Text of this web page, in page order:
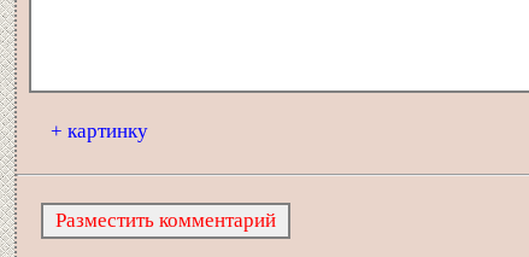
+ картинку